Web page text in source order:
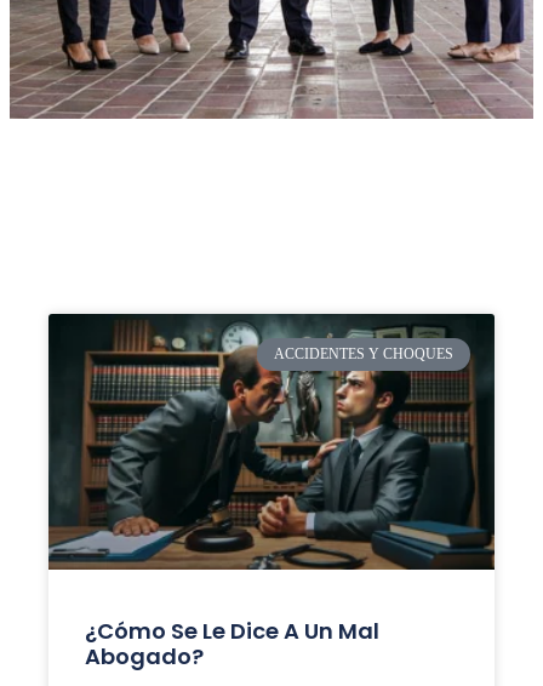
ACCIDENTES Y CHOQUES
¿Cómo Se Le Dice A Un Mal
Abogado?